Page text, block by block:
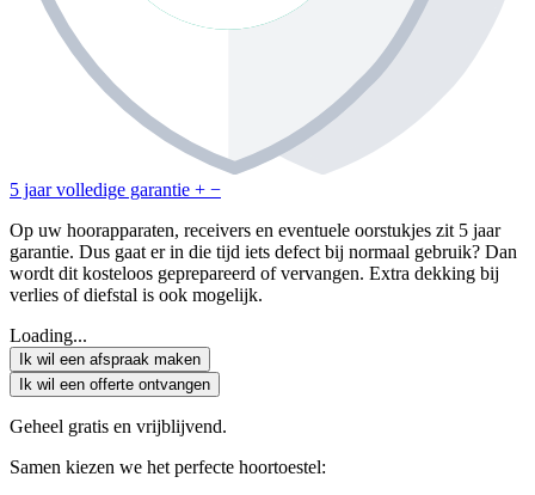
5 jaar volledige garantie + −
Op uw hoorapparaten, receivers en eventuele oorstukjes zit 5 jaar
garantie. Dus gaat er in die tijd iets defect bij normaal gebruik? Dan
wordt dit kosteloos geprepareerd of vervangen. Extra dekking bij
verlies of diefstal is ook mogelijk.
Loading...
Ik wil een afspraak maken
Ik wil een offerte ontvangen
Geheel gratis en vrijblijvend.
Samen kiezen we het perfecte hoortoestel: